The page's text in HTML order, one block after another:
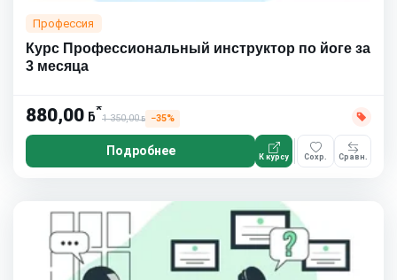
Профессия
Курс Профессиональный инструктор по йоге за
3 месяца
880,00 ƃ*
1 350,00ƃ −35%
Подробнее К курсу Сохр. Сравн.